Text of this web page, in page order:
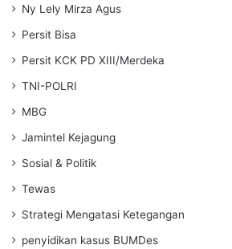
Ny Lely Mirza Agus
Persit Bisa
Persit KCK PD XIII/Merdeka
TNI-POLRI
MBG
Jamintel Kejagung
Sosial & Politik
Tewas
Strategi Mengatasi Ketegangan
penyidikan kasus BUMDes